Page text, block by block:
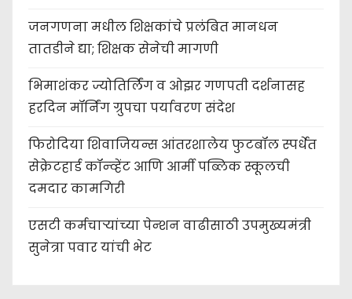
जनगणना मधील शिक्षकांचे प्रलंबित मानधन
तातडीने द्या; शिक्षक सेनेची मागणी
भिमाशंकर ज्योतिर्लिंग व ओझर गणपती दर्शनासह
हरदिन मॉर्निंग ग्रुपचा पर्यावरण संदेश
फिरोदिया शिवाजियन्स आंतरशालेय फुटबॉल स्पर्धेत
सेक्रेटहार्ड कॉन्व्हेंट आणि आर्मी पब्लिक स्कूलची
दमदार कामगिरी
एसटी कर्मचाऱ्यांच्या पेन्शन वाढीसाठी उपमुख्यमंत्री
सुनेत्रा पवार यांची भेट